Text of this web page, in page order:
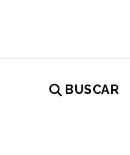
BUSCAR